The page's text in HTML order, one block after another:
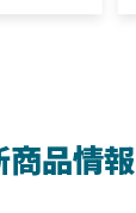
品情報